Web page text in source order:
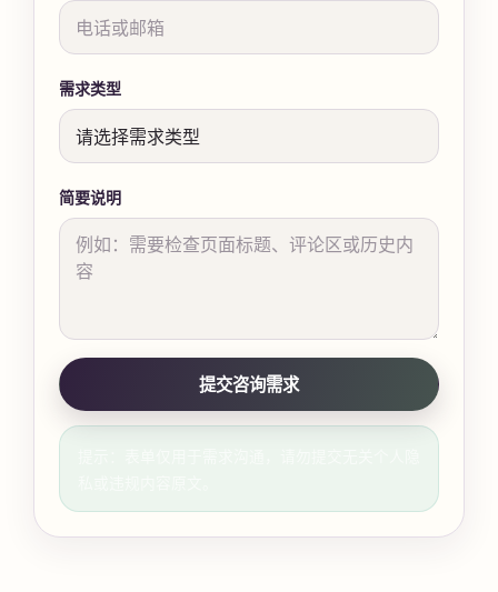
需求类型
简要说明
提交咨询需求